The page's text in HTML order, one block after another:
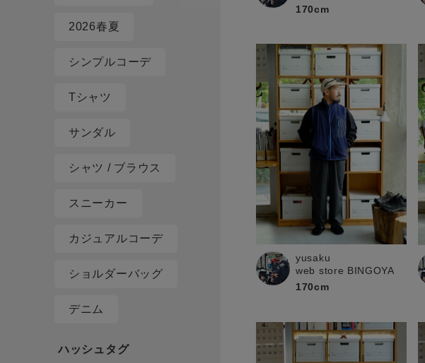
2026春夏
シンプルコーデ
Tシャツ
サンダル
シャツ / ブラウス
スニーカー
カジュアルコーデ
ショルダーバッグ
デニム
170cm
yusaku
web store BINGOYA
170cm